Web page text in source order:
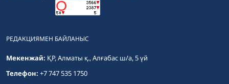
РЕДАКЦИЯМЕН БАЙЛАНЫС
Мекенжай: ҚР, Алматы қ., Алғабас ш/а, 5 үй
Телефон: +7 747 535 1750